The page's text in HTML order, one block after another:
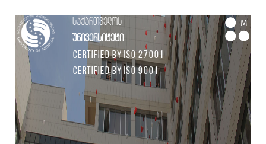
საქართველოს
უნივერსიტეტი
Certified by ISO 27001
Certified by ISO 9001
M